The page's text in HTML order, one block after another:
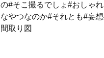
の#そこ撮るでしょ#おしゃ
なやつなのか#それとも#妄
間取り図